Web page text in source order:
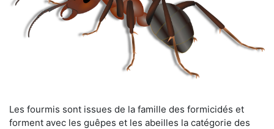
Les fourmis sont issues de la famille des formicidés et
forment avec les guêpes et les abeilles la catégorie des